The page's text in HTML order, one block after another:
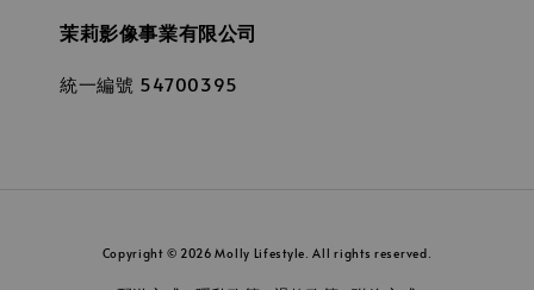
茉莉影像事業有限公司
統一編號 54700395
Copyright © 2026 Molly Lifestyle. All rights reserved.